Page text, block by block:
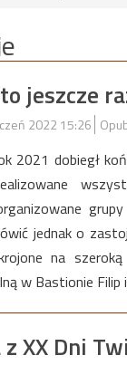
jeszcze
2022 15:26
2021 dobiegł
jednak o
na
w Bastionie
XX Dni